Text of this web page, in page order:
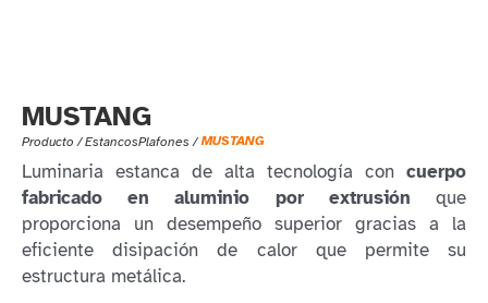
MUSTANG
Producto /EstancosPlafones / MUSTANG
Luminaria estanca de alta tecnología con cuerpo
fabricado en aluminio por extrusión que
proporciona un desempeño superior gracias a la
eficiente disipación de calor que permite su
estructura metálica.